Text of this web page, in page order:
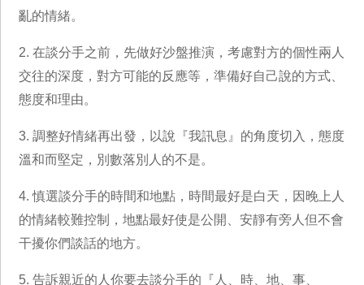
亂的情緒。
2. 在談分手之前，先做好沙盤推演，考慮對方的個性兩人
交往的深度，對方可能的反應等，準備好自己說的方式、
態度和理由。
3. 調整好情緒再出發，以說『我訊息』的角度切入，態度
溫和而堅定，別數落別人的不是。
4. 慎選談分手的時間和地點，時間最好是白天，因晚上人
的情緒較難控制，地點最好使是公開、安靜有旁人但不會
干擾你們談話的地方。
5. 告訴親近的人你要去談分手的『人、時、地、事、